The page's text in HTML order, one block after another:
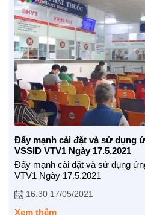
Đẩy mạnh cài đặt và sử dụng
VSSID VTV1 Ngày 17.5.2021
Đẩy mạnh cài đặt và sử dụng
VTV1 Ngày 17.5.2021
16:30 17/05/2021
Xem thêm